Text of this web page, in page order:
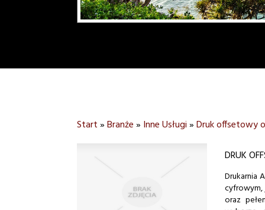
Start»Branże» Inne Usługi»Druk offsetowy
DRUK
Drukarnia
cyfrowym,
oraz